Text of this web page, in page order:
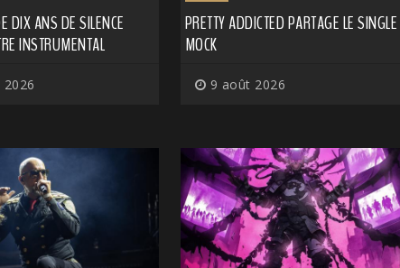
DIX ANS DE SILENCE
INSTRUMENTAL
PRETTY ADDICTED PARTAGE LE SINGLE
MOCK
9 août 2026